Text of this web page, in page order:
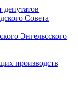
депутатов
Совета
Энгельсского
производств